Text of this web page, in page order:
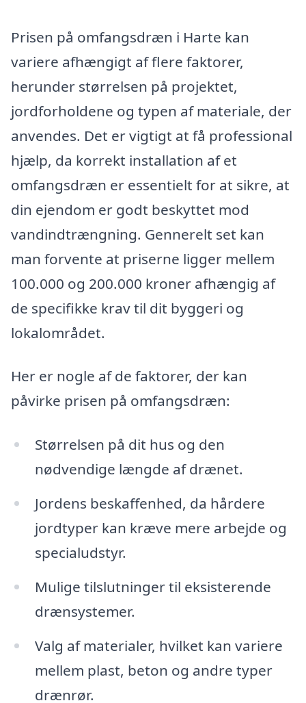
Prisen på omfangsdræn i Harte kan
variere afhængigt af flere faktorer,
herunder størrelsen på projektet,
jordforholdene og typen af materiale, der
anvendes. Det er vigtigt at få professional
hjælp, da korrekt installation af et
omfangsdræn er essentielt for at sikre, at
din ejendom er godt beskyttet mod
vandindtrængning. Gennerelt set kan
man forvente at priserne ligger mellem
100.000 og 200.000 kroner afhængig af
de specifikke krav til dit byggeri og
lokalområdet.
Her er nogle af de faktorer, der kan
påvirke prisen på omfangsdræn:
Størrelsen på dit hus og den
nødvendige længde af drænet.
Jordens beskaffenhed, da hårdere
jordtyper kan kræve mere arbejde og
specialudstyr.
Mulige tilslutninger til eksisterende
drænsystemer.
Valg af materialer, hvilket kan variere
mellem plast, beton og andre typer
drænrør.